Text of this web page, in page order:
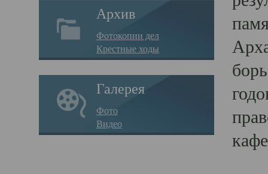
Архив
Фотокопии дел
Крестные ходы
Галерея
Фото
Видео